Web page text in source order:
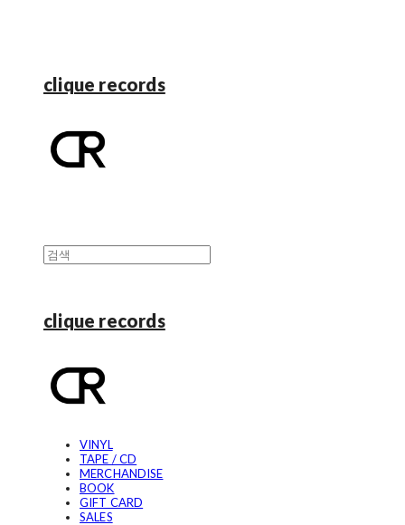
clique records
clique records
VINYL
TAPE / CD
MERCHANDISE
BOOK
GIFT CARD
SALES